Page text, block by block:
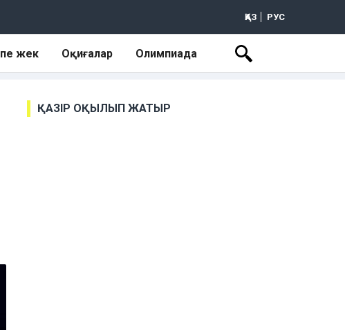
ҚАЗ РУС
жек Оқиғалар Олимпиада
ҚАЗІР ОҚЫЛЫП ЖАТЫР